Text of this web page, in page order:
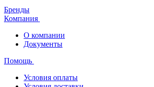
Бренды
Компания
О компании
Документы
Помощь
Условия оплаты